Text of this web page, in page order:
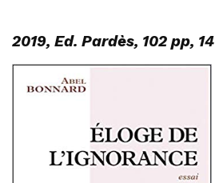
2019, Ed. Pardès, 102 pp,